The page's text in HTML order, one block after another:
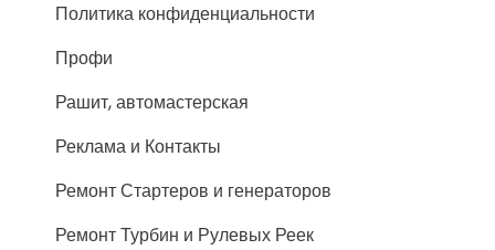
Политика конфиденциальности
Профи
Рашит, автомастерская
Реклама и Контакты
Ремонт Стартеров и генераторов
Ремонт Турбин и Рулевых Реек